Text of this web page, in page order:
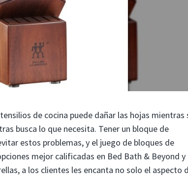
de cocina puede dañar las hojas mientras
busca lo que necesita. Tener un bloque de
estos problemas, y el juego de bloques de
mejor calificadas en Bed Bath & Beyond y
a los clientes les encanta no solo el aspecto